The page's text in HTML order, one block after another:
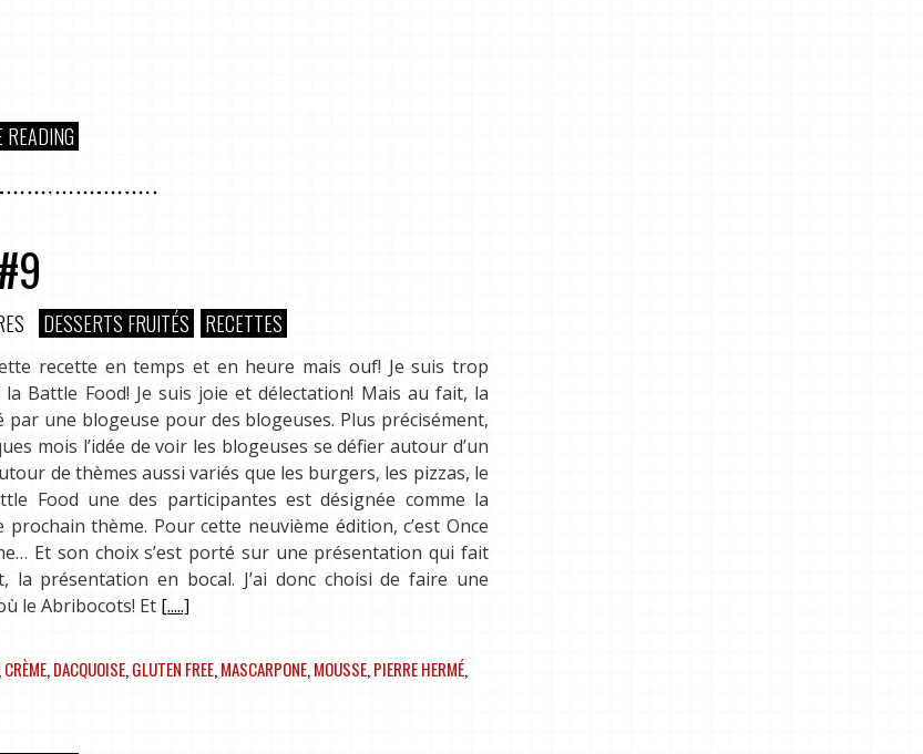
READING
DESSERTS FRUITÉS RECETTES
recette en temps et en heure mais ouf! Je suis trop
Battle Food! Je suis joie et délectation! Mais au fait, la
par une blogeuse pour des blogeuses. Plus précisément,
mois l’idée de voir les blogeuses se défier autour d’un
de thèmes aussi variés que les burgers, les pizzas, le
Food une des participantes est désignée comme la
thème. Pour cette neuvième édition, c’est Once
Et son choix s’est porté sur une présentation qui fait
présentation en bocal. J’ai donc choisi de faire une
le Abribocots! Et [.....]
,CRÈME,DACQUOISE,GLUTEN FREE,MASCARPONE,MOUSSE,PIERRE HERMÉ,